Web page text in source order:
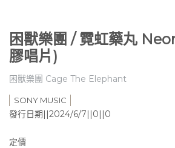
困獸樂團 / 霓虹藥丸
膠唱片)
困獸樂團 Cage The Elephant
SONY MUSIC
發行日期||2024/6/7||0||0
定價